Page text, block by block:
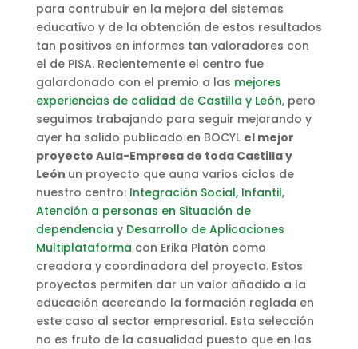
para contrubuir en la mejora del sistemas
educativo y de la obtención de estos resultados
tan positivos en informes tan valoradores con
el de PISA. Recientemente el centro fue
galardonado con el premio a las mejores
experiencias de calidad de Castilla y León, pero
seguimos trabajando para seguir mejorando y
ayer ha salido publicado en BOCYL el mejor
proyecto Aula-Empresa de toda Castilla y
León un proyecto que auna varios ciclos de
nuestro centro: Integración Social, Infantil,
Atención a personas en Situación de
dependencia y Desarrollo de Aplicaciones
Multiplataforma con Erika Platón como
creadora y coordinadora del proyecto. Estos
proyectos permiten dar un valor añadido a la
educación acercando la formación reglada en
este caso al sector empresarial. Esta selección
no es fruto de la casualidad puesto que en las